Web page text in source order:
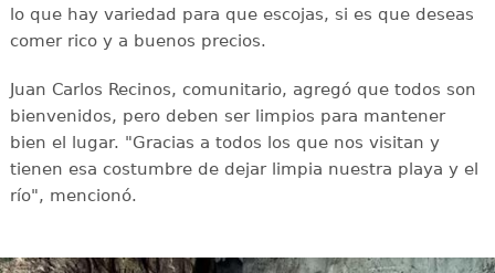
lo que hay variedad para que escojas, si es que deseas
comer rico y a buenos precios.
Juan Carlos Recinos, comunitario, agregó que todos son
bienvenidos, pero deben ser limpios para mantener
bien el lugar. "Gracias a todos los que nos visitan y
tienen esa costumbre de dejar limpia nuestra playa y el
río", mencionó.